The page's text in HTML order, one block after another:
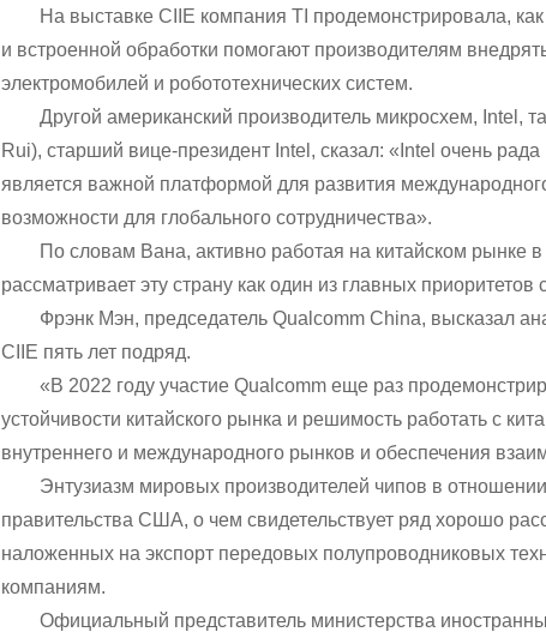
На выставке CIIE компания TI продемонстрировала,
и встроенной обработки помогают производителям
электромобилей и робототехнических систем.
Другой американский производитель микросхем, Intel,
Rui), старший вице-президент Intel, сказал: «Intel очень
является важной платформой для развития
возможности для глобального сотрудничества».
По словам Вана, активно работая на китайском рынке
рассматривает эту страну как один из главных приоритетов
Фрэнк Мэн, председатель Qualcomm China, высказал
CIIE пять лет подряд.
«В 2022 году участие Qualcomm еще раз
устойчивости китайского рынка и решимость работать с
внутреннего и международного рынков и обеспечения
Энтузиазм мировых производителей чипов в отношении
правительства США, о чем свидетельствует ряд хорошо
наложенных на экспорт передовых полупроводниковых
компаниям.
Официальный представитель министерства